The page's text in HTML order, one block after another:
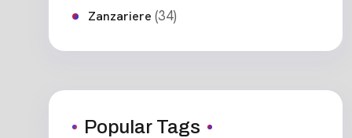
Zanzariere (34)
Popular Tags